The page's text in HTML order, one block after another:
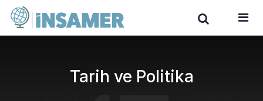
Tarih ve Politika